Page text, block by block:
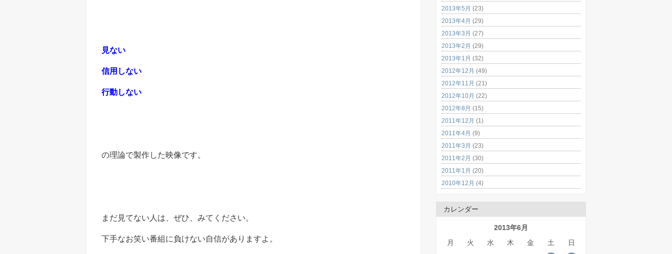
見ない
信用しない
行動しない
の理論で製作した映像です。
まだ見てない人は、ぜひ、みてください。
下手なお笑い番組に負けない自信がありますよ。
2013年5月 (23)
2013年4月 (29)
2013年3月 (27)
2013年2月 (29)
2013年1月 (32)
2012年12月 (49)
2012年11月 (21)
2012年10月 (22)
2012年8月 (15)
2011年12月 (1)
2011年4月 (9)
2011年3月 (23)
2011年2月 (30)
2011年1月 (20)
2010年12月 (4)
カレンダー
2013年6月
月
火 水 木 金 土 日